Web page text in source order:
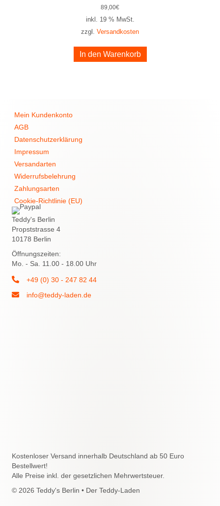
89,00€
inkl. 19 % MwSt.
zzgl. Versandkosten
In den Warenkorb
Mein Kundenkonto
AGB
Datenschutzerklärung
Impressum
Versandarten
Widerrufsbelehrung
Zahlungsarten
Cookie-Richtlinie (EU)
Teddy's Berlin
Propststrasse 4
10178 Berlin
Öffnungszeiten:
Mo. - Sa. 11.00 - 18.00 Uhr
+49 (0) 30 - 247 82 44
info@teddy-laden.de
© 2026 Teddy's Berlin • Der Teddy-Laden
Kostenloser Versand innerhalb Deutschland ab 50 Euro
Bestellwert!
Alle Preise inkl. der gesetzlichen Mehrwertsteuer.